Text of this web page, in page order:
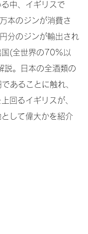
中、イギリスで
本のジンが消費さ
分のジンが輸出され
国(全世界の70%以
説。日本の全酒類の
あることに触れ、
回るイギリスが、
して偉大かを紹介